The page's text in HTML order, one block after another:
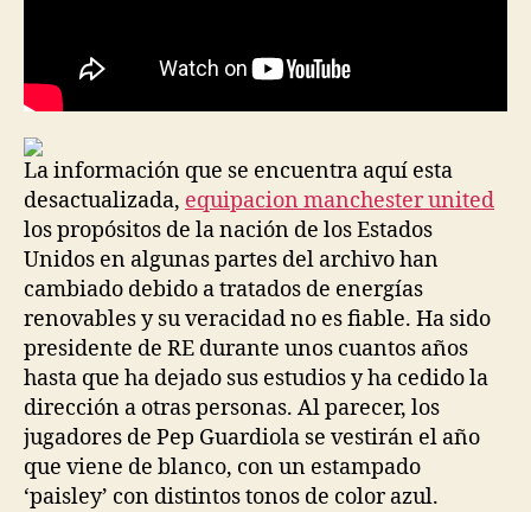
La información que se encuentra aquí esta
desactualizada, equipacion manchester united
los propósitos de la nación de los Estados
Unidos en algunas partes del archivo han
cambiado debido a tratados de energías
renovables y su veracidad no es fiable. Ha sido
presidente de RE durante unos cuantos años
hasta que ha dejado sus estudios y ha cedido la
dirección a otras personas. Al parecer, los
jugadores de Pep Guardiola se vestirán el año
que viene de blanco, con un estampado
‘paisley’ con distintos tonos de color azul.